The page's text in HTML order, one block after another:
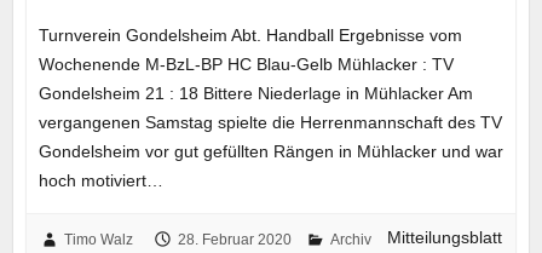
Turnverein Gondelsheim Abt. Handball Ergebnisse vom
Wochenende M-BzL-BP HC Blau-Gelb Mühlacker : TV
Gondelsheim 21 : 18 Bittere Niederlage in Mühlacker Am
vergangenen Samstag spielte die Herrenmannschaft des TV
Gondelsheim vor gut gefüllten Rängen in Mühlacker und war
hoch motiviert…
Timo Walz 28. Februar 2020 Archiv
Mitteilungsblatt